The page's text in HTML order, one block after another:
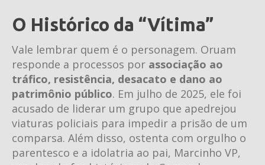
O Histórico da “Vítima”
Vale lembrar quem é o personagem. Oruam
responde a processos por associação ao
tráfico, resistência, desacato e dano ao
patrimônio público. Em julho de 2025, ele foi
acusado de liderar um grupo que apedrejou
viaturas policiais para impedir a prisão de um
comparsa. Além disso, ostenta com orgulho o
parentesco e a idolatria ao pai, Marcinho VP,